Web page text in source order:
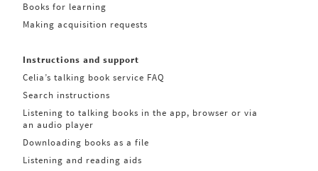
Books for learning
Making acquisition requests
Instructions and support
Celia’s talking book service FAQ
Search instructions
Listening to talking books in the app, browser or via
an audio player
Downloading books as a file
Listening and reading aids